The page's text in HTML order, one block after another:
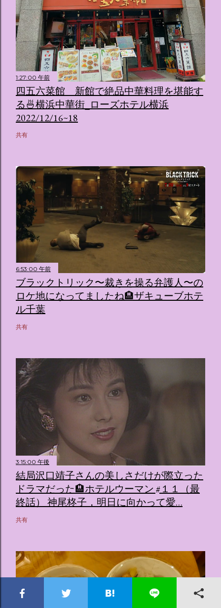
1:27:00 午前
四五六菜館 新館で絶品中華料理を堪能す
る🍜横浜中華街_ローズホテル横浜
2022/12/16~18
共有
6:53:00 午前
ブラックトリック〜裁きを操る弁護人〜の
ロケ地になってましたね🏨ザキューブホテ
ル千葉
共有
3:15:00 午後
結局沢口靖子さんの美しさだけが際立った
ドラマだった🏨ホテルウーマン #１１（最
終話） 神尾柊子，明日に向かって愛…
共有